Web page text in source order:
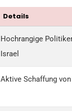
Details
Hochrangige
Israel
Aktive Schaffung